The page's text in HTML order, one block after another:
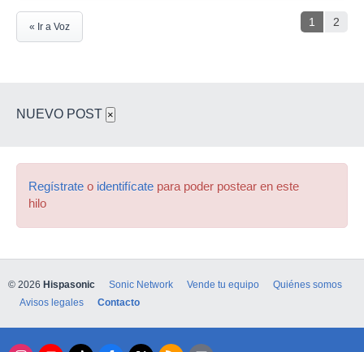
1 2
« Ir a Voz
NUEVO POST ×
Regístrate o identifícate para poder postear en este
hilo
© 2026 Hispasonic Sonic Network Vende tu equipo
Quiénes somos
Avisos legales
Contacto